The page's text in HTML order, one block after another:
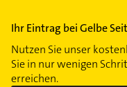
Ihr Eintrag bei Gelbe
Nutzen Sie unser
Sie in nur wenigen
erreichen.